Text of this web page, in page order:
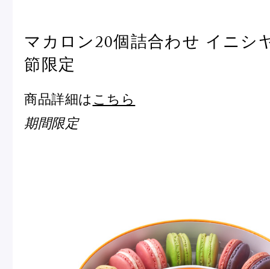
マカロン20個詰合わせ イニシ
節限定
商品詳細は こちら
期間限定